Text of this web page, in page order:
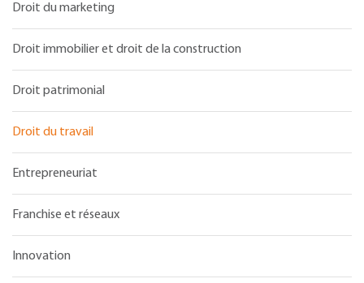
Droit du marketing
Droit immobilier et droit de la construction
Droit patrimonial
Droit du travail
Entrepreneuriat
Franchise et réseaux
Innovation